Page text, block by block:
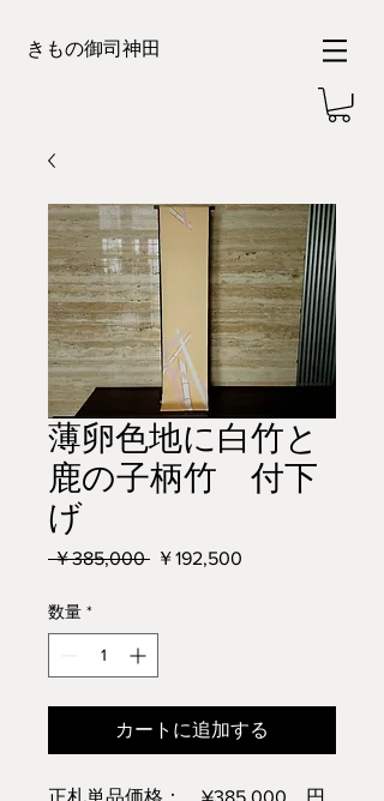
きもの御司神田
薄卵色地に白竹と
鹿の子柄竹 付下
げ
￥385,000 通
格
￥192,500
数量 *
カートに追加する